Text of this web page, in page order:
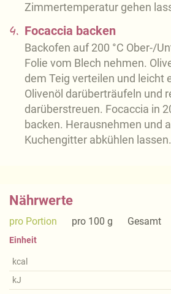
Zimmertemperatur gehen
4. Focaccia backen
Backofen auf 200 °C Ober-/
Folie vom Blech nehmen.
dem Teig verteilen und leicht
Olivenöl darüberträufeln und
darüberstreuen. Focaccia in
backen. Herausnehmen und
Kuchengitter abkühlen lassen.
Nährwerte
pro Portion pro 100 g Gesamt
Einheit
kcal
kJ